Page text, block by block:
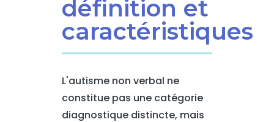
définition et
caractéristiques
L'autisme non verbal ne
constitue pas une catégorie
diagnostique distincte, mais